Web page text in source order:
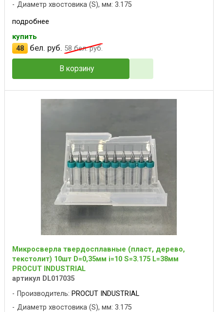
Диаметр хвостовика (S), мм: 3.175
подробнее
купить
48
бел. руб. 58бел. руб.
В корзину
Микросверла твердосплавные (пласт, дерево,
текстолит) 10шт D=0,35мм i=10 S=3.175 L=38мм
PROCUT INDUSTRIAL
артикул DL017035
Производитель: PROCUT INDUSTRIAL
Диаметр хвостовика (S), мм: 3.175